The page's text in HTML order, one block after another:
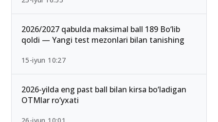
2026/2027 qabulda maksimal ball 189 Bo‘lib
qoldi — Yangi test mezonlari bilan tanishing
15-iyun 10:27
2026-yilda eng past ball bilan kirsa bo‘ladigan
OTMlar ro‘yxati